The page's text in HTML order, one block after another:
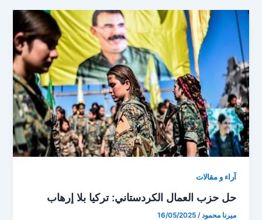
آراء و مقالات
حل حزب العمال الكردستاني: تركيا بلا إرهاب
ميرنا محمود/
16/05/2025